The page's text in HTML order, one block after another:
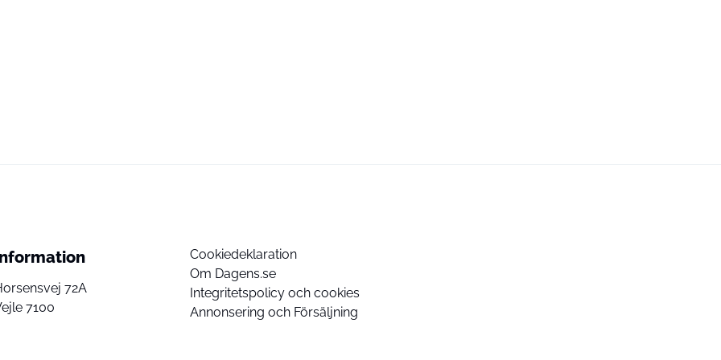
72A
7100
Cookiedeklaration
Om Dagens.se
Integritetspolicy och cookies
Annonsering och Försäljning